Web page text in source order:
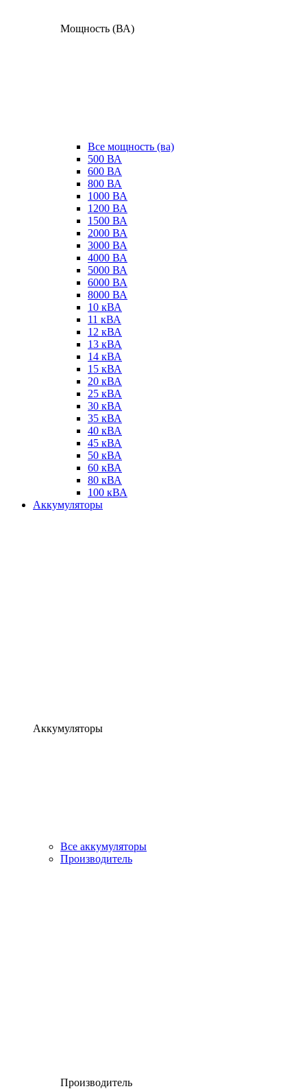
Мощность (ВА)
Все мощность (ва)
500 ВА
600 ВА
800 ВА
1000 ВА
1200 ВА
1500 ВА
2000 ВА
3000 ВА
4000 ВА
5000 ВА
6000 ВА
8000 ВА
10 кВА
11 кВА
12 кВА
13 кВА
14 кВА
15 кВА
20 кВА
25 кВА
30 кВА
35 кВА
40 кВА
45 кВА
50 кВА
60 кВА
80 кВА
100 кВА
Аккумуляторы
Аккумуляторы
Все аккумуляторы
Производитель
Производитель